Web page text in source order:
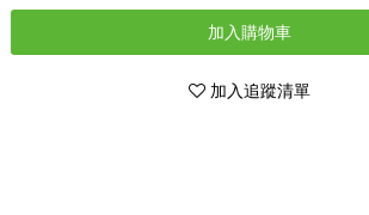
加入購物車
加入追蹤清單